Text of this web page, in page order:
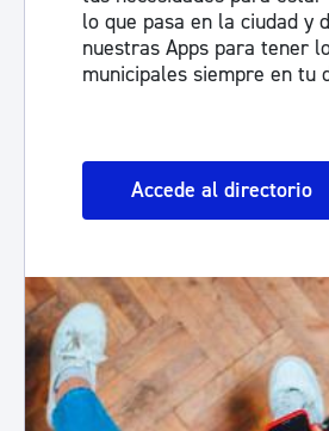
lo que pasa en la ciudad y
nuestras Apps para tener
municipales siempre en tu
Accede al directorio